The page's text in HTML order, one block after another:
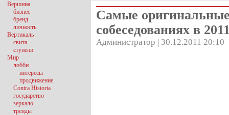
Самые
собеседованиях в
Администратор | 30.12.2011 20:10
Вершина
бизнес
бренд
личность
Вертикаль
свита
ступени
Мир
лобби
интересы
продвижение
Contra Historia
государство
зеркало
тренды